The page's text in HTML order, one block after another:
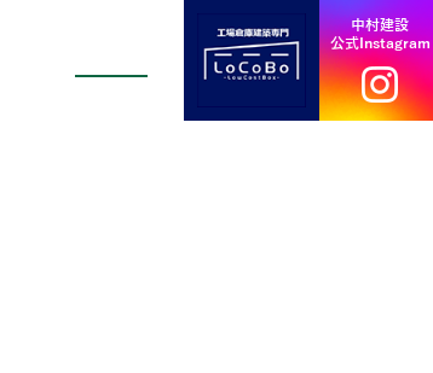
中村建設
公式Instagram